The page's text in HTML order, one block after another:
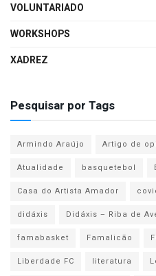
VOLUNTARIADO
WORKSHOPS
XADREZ
Pesquisar por Tags
Armindo Araújo Artigo de
Atualidade
basquetebol
Casa do Artista Amador
didáxis
Didáxis – Riba de
famabasket
Famalicão
Liberdade FC
literatura